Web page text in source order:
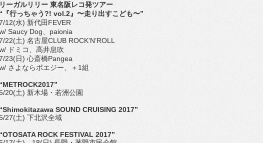
リーガルリリー 東名阪レコ発ツアー
“『行っちゃう?! vol.2』〜走り出すこども〜”
12(水) 新代田FEVER
Saucy Dog、paionia
22(土) 名古屋CLUB ROCK’N’ROLL
ドミコ、高井息吹
23(日) 心斎橋Pangea
さよならポエジー、＋1組
“METROCK2017”
20(土) 新木場・若洲公園
“Shimokitazawa SOUND CRUISING 2017”
27(土) 下北沢全域
“OTOSATA ROCK FESTIVAL 2017”